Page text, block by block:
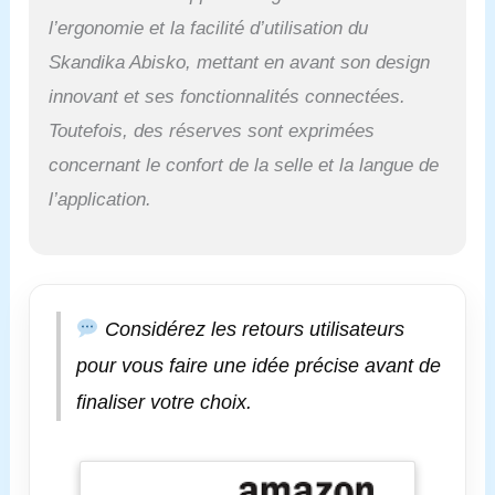
programmes
d'entraînement, des
d'entraînement et un
historique
TECHNOLOGIE
de résistance et
garantit la fluidité des
mouvements. Le vélo
d'appartement est
l’ergonomie et la facilité d’utilisation du
Skandika Abisko, mettant en avant son design
innovant et ses fonctionnalités connectées.
Toutefois, des réserves sont exprimées
concernant le confort de la selle et la langue de
l’application.
Considérez les retours utilisateurs
pour vous faire une idée précise avant de
finaliser votre choix.